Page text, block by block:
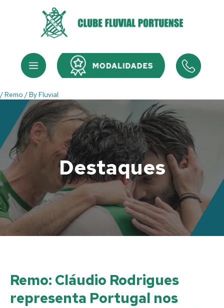
Menu Menu
/ Remo / By Fluvial
Destaques
Remo: Cláudio Rodrigues
representa Portugal nos